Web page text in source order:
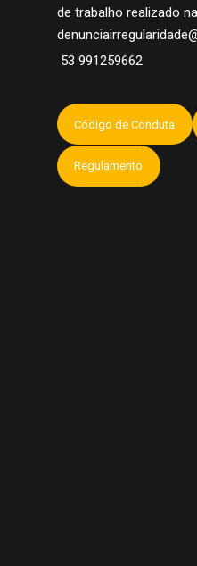
de trabalho realizado
53 991259662
Código de Conduta
Regulamento